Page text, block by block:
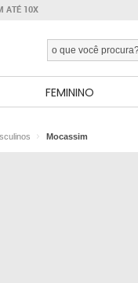
ATÉ 10X
FEMININO
Mocassim